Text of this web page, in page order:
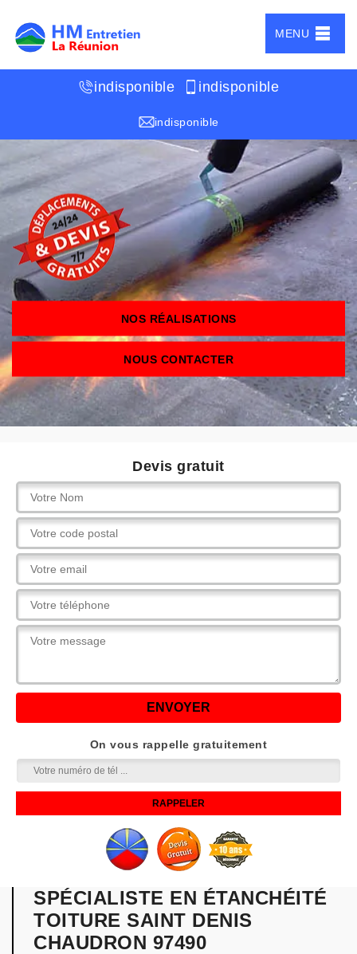
MENU
indisponible indisponible
indisponible
NOS RÉALISATIONS
NOUS CONTACTER
Devis gratuit
On vous rappelle gratuitement
SPÉCIALISTE EN ÉTANCHÉITÉ
TOITURE SAINT DENIS
CHAUDRON 97490